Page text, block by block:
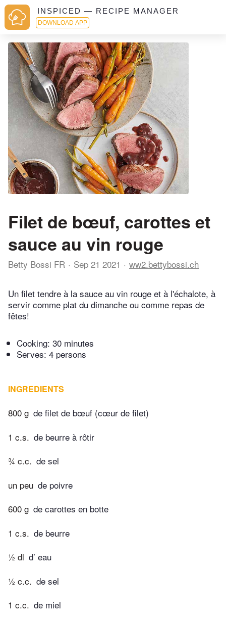
INSPICED — RECIPE MANAGER
DOWNLOAD APP
Filet de bœuf, carottes et
sauce au vin rouge
Betty Bossi FR Sep 21 2021 ww2.bettybossi.ch
Un filet tendre à la sauce au vin rouge et à l'échalote, à
servir comme plat du dimanche ou comme repas de
fêtes!
Cooking: 30 minutes
Serves: 4 persons
INGREDIENTS
800 g de filet de bœuf (cœur de filet)
1 c.s. de beurre à rôtir
¾ c.c. de sel
un peu de poivre
600 g de carottes en botte
1 c.s. de beurre
½ dl d’ eau
½ c.c. de sel
1 c.c. de miel